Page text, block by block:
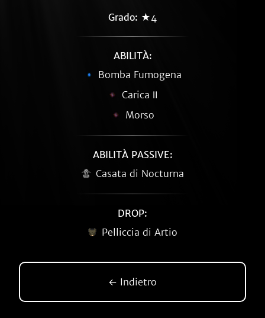
Grado: ★4
ABILITÀ:
Bomba Fumogena
Carica Ⅱ
Morso
ABILITÀ PASSIVE:
Casata di Nocturna
DROP:
Pelliccia di Artio
← Indietro